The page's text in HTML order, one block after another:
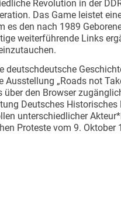
Revolution in der
Das Game leistet
es den nach 1989
weiterführende Links
deutschdeutsche
„Roads not
den Browser
Deutsches Historisches
unterschiedlicher
Proteste vom 9. Oktober